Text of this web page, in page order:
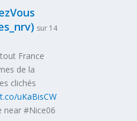
sur 14
France
de la
clichés
uKaBisCW
near #Nice06